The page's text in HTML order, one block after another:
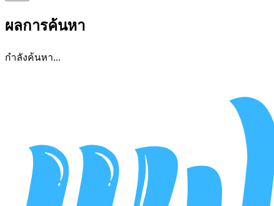
ผลการค้นหา
กำลังค้นหา...